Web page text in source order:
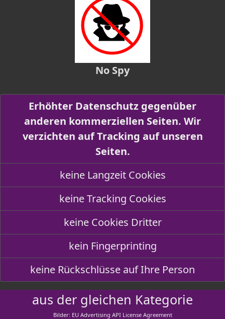
No Spy
Erhöhter Datenschutz gegenüber
anderen kommerziellen Seiten. Wir
verzichten auf Tracking auf unseren
Seiten.
keine Langzeit Cookies
keine Tracking Cookies
keine Cookies Dritter
kein Fingerprinting
keine Rückschlüsse auf Ihre Person
aus der gleichen Kategorie
Bilder: EU Advertising API License Agreement